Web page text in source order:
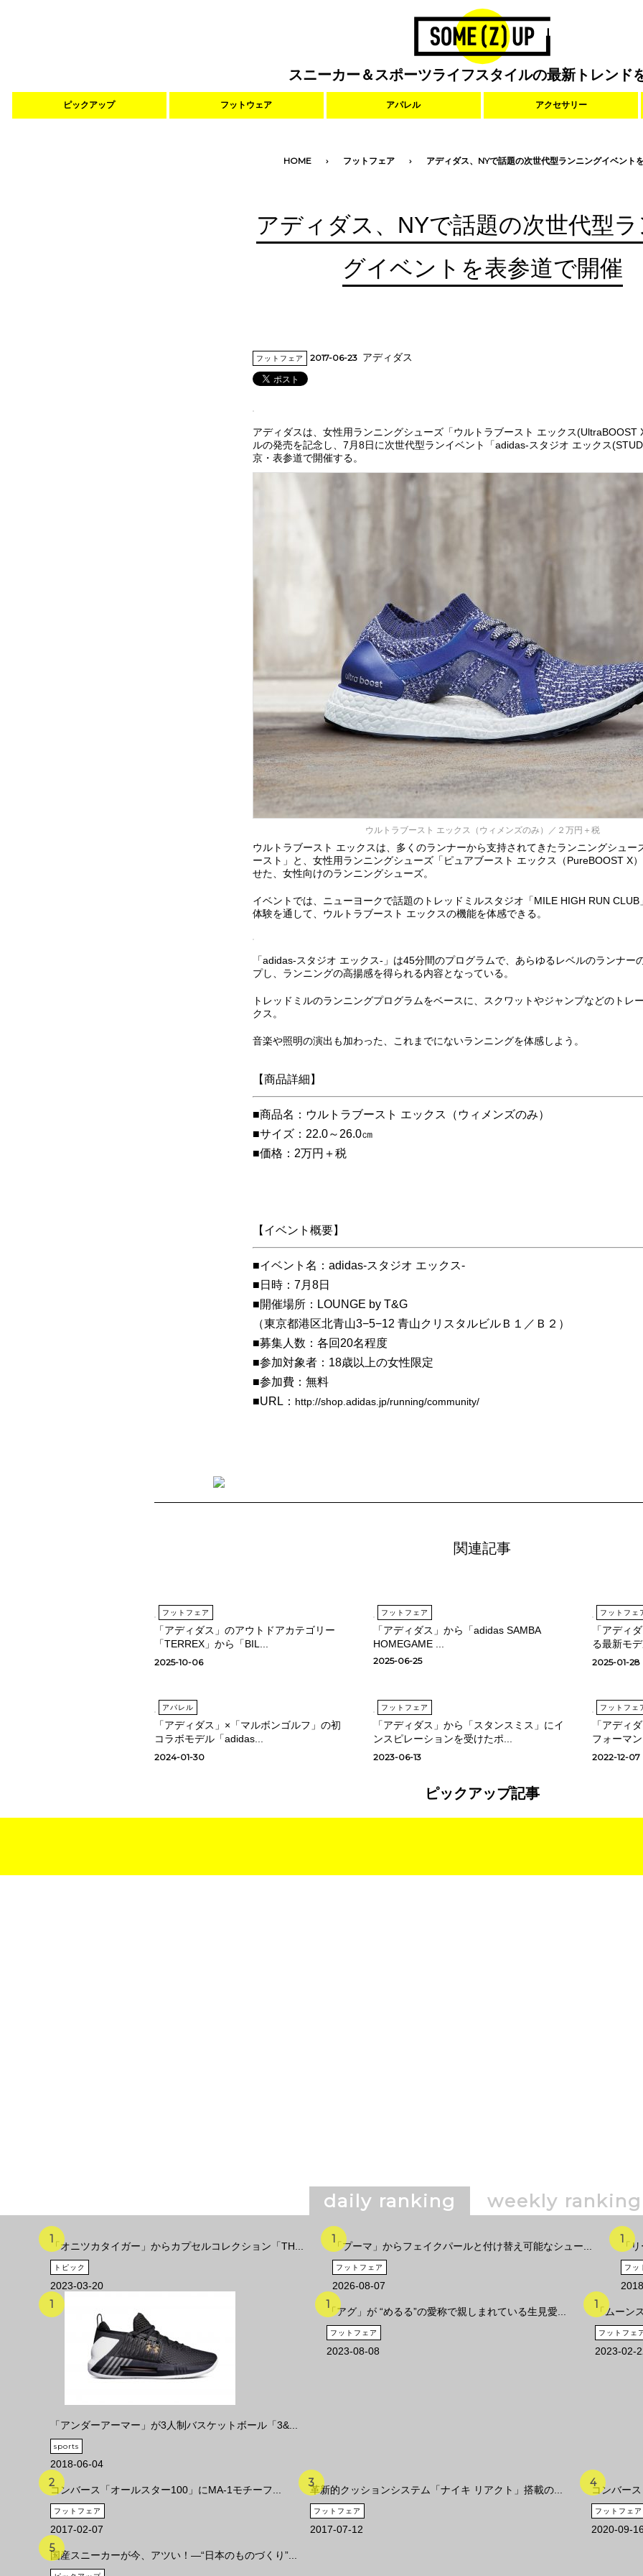
スニーカー＆スポーツライフスタイルの最新トレンド
ピックアップ フットウェア アパレル アクセサリー
HOME フットフェア アディダス、NYで話題の次世代型ランニングイベント
アディダス、NYで話題の次世代型
グイベントを表参道で開催
フットフェア 2017-06-23 アディダス
アディダスは、女性用ランニングシューズ「ウルトラブースト エックス(UltraBOOST
ルの発売を記念し、7月8日に次世代型ランイベント「adidas-スタジオ エックス
京・表参道で開催する。
ウルトラブースト エックス（ウィメンズのみ）／２万円＋税
ウルトラブースト エックスは、多くのランナーから支持されてきたランニングシュー
ースト」と、女性用ランニングシューズ「ピュアブースト エックス（PureBOOST X
せた、女性向けのランニングシューズ。
イベントでは、ニューヨークで話題のトレッドミルスタジオ「MILE HIGH RUN CLUB
体験を通して、ウルトラブースト エックスの機能を体感できる。
「adidas-スタジオ エックス-」は45分間のプログラムで、あらゆるレベルのランナー
プし、ランニングの高揚感を得られる内容となっている。
トレッドミルのランニングプログラムをベースに、スクワットやジャンプなどのトレ
クス。
音楽や照明の演出も加わった、これまでにないランニングを体感しよう。
【商品詳細】
■商品名：ウルトラブースト エックス（ウィメンズのみ）
■サイズ：22.0～26.0㎝
■価格：2万円＋税
【イベント概要】
■イベント名：adidas-スタジオ エックス-
■日時：7月8日
■開催場所：LOUNGE by T&G
（東京都港区北青山3−5−12 青山クリスタルビルＢ１／Ｂ２）
■募集人数：各回20名程度
■参加対象者：18歳以上の女性限定
■参加費：無料
■URL： http://shop.adidas.jp/running/community/
関連記事
フットフェア
「アディダス」のアウトドアカテゴリー
「TERREX」から「BIL...
2025-10-06
フットフェア
「アディダス」から「adidas SAMBA
HOMEGAME ...
2025-06-25
フットフェ
「アディ
る最新モデ
2025-01-28
アパレル
「アディダス」×「マルボンゴルフ」の初
コラボモデル「adidas...
2024-01-30
フットフェア
「アディダス」から「スタンスミス」にイ
ンスピレーションを受けたポ...
2023-06-13
フットフェ
「アディ
フォーマ
2022-12-07
ピックアップ記事
daily ranking weekly ranking
「オニツカタイガー」からカプセルコレクション「TH...
トピック
2023-03-20
「プーマ」からフェイクパールと付け替え可能なシュー...
フットフェア
2026-08-07
「
フッ
「アンダーアーマー」が3人制バスケットボール「3&...
sports
2018-06-04
「アグ」が “めるる”の愛称で親しまれている生見愛...
フットフェア
2023-08-08
「ムーン
フットフェ
2023-02-
コンバース「オールスター100」にMA-1モチーフ...
フットフェア
2017-02-07
革新的クッションシステム「ナイキ リアクト」搭載の...
フットフェア
2017-07-12
コンバー
フットフェア
2020-09-16
国産スニーカーが今、アツい！―“日本のものづくり”...